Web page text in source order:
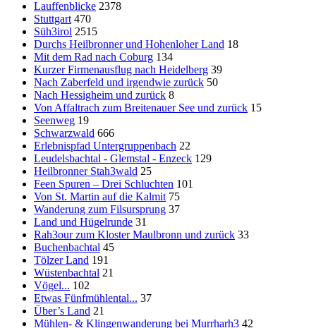
Lauffenblicke 2378
Stuttgart 470
Süh3irol 2515
Durchs Heilbronner und Hohenloher Land 18
Mit dem Rad nach Coburg 134
Kurzer Firmenausflug nach Heidelberg 39
Nach Zaberfeld und irgendwie zurück 50
Nach Hessigheim und zurück 8
Von Affaltrach zum Breitenauer See und zurück 15
Seenweg 19
Schwarzwald 666
Erlebnispfad Untergruppenbach 22
Leudelsbachtal - Glemstal - Enzeck 129
Heilbronner Stah3wald 25
Feen Spuren – Drei Schluchten 101
Von St. Martin auf die Kalmit 75
Wanderung zum Filsursprung 37
Land und Hügelrunde 31
Rah3our zum Kloster Maulbronn und zurück 33
Buchenbachtal 45
Tölzer Land 191
Wüstenbachtal 21
Vögel... 102
Etwas Fünfmühlental... 37
Über’s Land 21
Mühlen- & Klingenwanderung bei Murrharh3 42